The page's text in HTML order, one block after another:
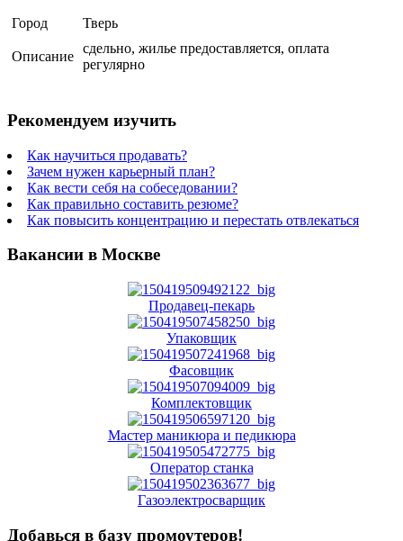
Город Тверь
Описание
сдельно, жилье предоставляется, оплата
регулярно
Рекомендуем изучить
Как научиться продавать?
Зачем нужен карьерный план?
Как вести себя на собеседовании?
Как правильно составить резюме?
Как повысить концентрацию и перестать отвлекаться
Вакансии в Москве
Продавец-пекарь
Упаковщик
Фасовщик
Комплектовщик
Мастер маникюра и педикюра
Оператор станка
Газоэлектросварщик
Добавься в базу промоутеров!